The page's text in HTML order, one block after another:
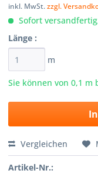
inkl. MwSt.zzgl.
Sofort
Länge :
m
Sie können von 0,1 m
Vergleichen
Artikel-Nr.: